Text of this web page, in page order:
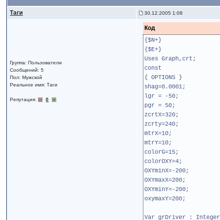
Таги 30.12.2005 1:08
Группа: Пользователи
Сообщений: 5
Пол: Мужской
Реальное имя: Таги
Репутация: 0
Код
{$N+}
{$E+}
Uses Graph,crt;
const
{ OPTIONS }
shag=0.0001;
lgr = -50;
pgr = 50;
zcrtX=320;
zcrty=240;
mtrX=10;
mtrY=10;
colorG=15;
colorOXY=4;
OXYminX=-200;
OXYmaxX=200;
OXYminY=-200;
oxymaxY=200;
Var grDriver :